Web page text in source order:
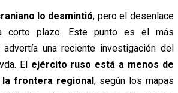
lo desmintió, pero el desenlace
corto plazo. Este punto es el más
una reciente investigación del
Elejército ruso está a menos de
frontera regional, según los mapas